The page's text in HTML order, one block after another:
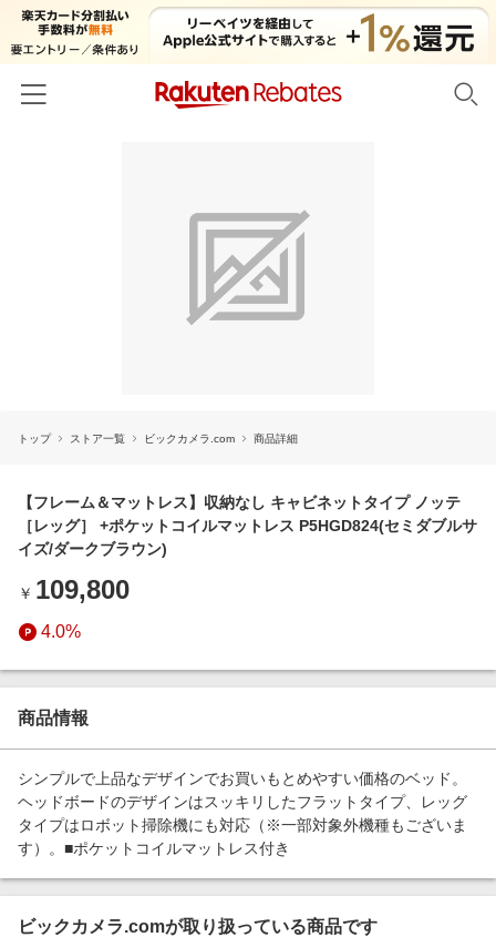
ファッション・インナー・小物
キッズ・ベビー用品
エンタメ
スポーツ・アウトドア・ゴルフ
インテリア・寝具
ペット・花・DIY・車
生活・お役立ち
金融・マネー・保険
ビジネス・その他サービス
電子書籍特集
楽天サービス特集
旅行特集
わくわく夏特集
とことん買い物チャレンジ
Apple公式サイト×楽天カード分割払い
Qoo10メガポ
週末の高還元 夏の長期版
トップ ストア一覧 ビックカメラ.com 商品詳細
【フレーム＆マットレス】収納なし キャビネットタイプ ノッテ
［レッグ］ +ポケットコイルマットレス P5HGD824(セミダブルサ
イズ/ダークブラウン)
￥ 109,800
4.0%
商品情報
シンプルで上品なデザインでお買いもとめやすい価格のベッド。
ヘッドボードのデザインはスッキリしたフラットタイプ、レッグ
タイプはロボット掃除機にも対応（※一部対象外機種もございま
す）。■ポケットコイルマットレス付き
ビックカメラ.comが取り扱っている商品です